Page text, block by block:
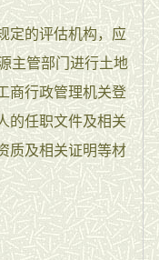
定的评估机构，应
主管部门进行土地
商行政管理机关登
的任职文件及相关
质及相关证明等材